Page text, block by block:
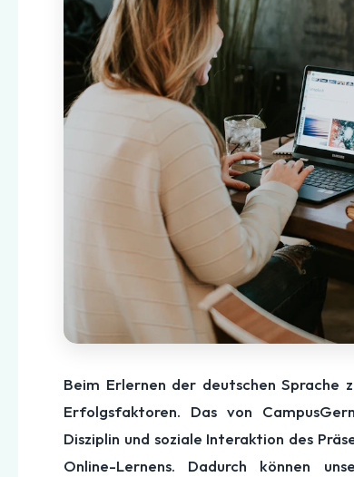
Beim Erlernen der deutschen Sprache
Erfolgsfaktoren. Das von
Disziplin und soziale Interaktion des
Online-Lernens. Dadurch können